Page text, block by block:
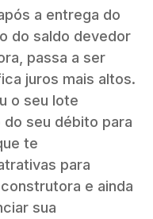
a entrega do
do saldo devedor
passa a ser
juros mais altos.
o seu lote
seu débito para
te
para
e ainda
sua